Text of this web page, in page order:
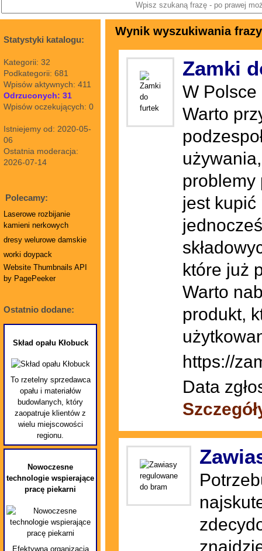
Statystyki katalogu:
Kategorii: 32
Podkategorii: 681
Wpisów aktywnych: 411
Odrzuconych: 31
Wpisów oczekujących: 0
Istniejemy od: 2020-05-
06
Ostatnia moderacja:
2026-07-14
Polecamy:
Laserowe rozbijanie
kamieni nerkowych
dresy welurowe damskie
worki doypack
Website Thumbnails API
by PagePeeker
Ostatnio dodane:
Skład opału Kłobuck
To rzetelny sprzedawca
opału i materiałów
budowlanych, który
zaopatruje klientów z
wielu miejscowości
regionu.
Nowoczesne
technologie wspierające
pracę piekarni
Efektywna organizacja
Wynik wyszukiwania
Zamki
W Polsce
Warto
problemy
jest
które już
Warto
produkt,
https://
Data